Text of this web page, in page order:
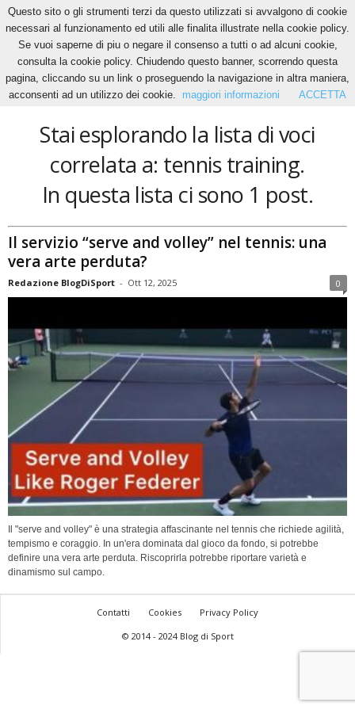
Home Tags Tennis training
tennis training
Stai esplorando la lista di voci
correlata a: tennis training.
In questa lista ci sono 1 post.
Il servizio “serve and volley” nel tennis: una
vera arte perduta?
Redazione BlogDiSport - Ott 12, 2025 0
Il "serve and volley" è una strategia affascinante nel tennis che richiede agilità,
tempismo e coraggio. In un'era dominata dal gioco da fondo, si potrebbe
definire una vera arte perduta. Riscoprirla potrebbe riportare varietà e
dinamismo sul campo.
Contatti Cookies
Privacy Policy
© 2014 - 2024 Blog di Sport
Questo sito o gli strumenti terzi da questo utilizzati si avvalgono di cookie
necessari al funzionamento ed utili alle finalita illustrate nella cookie policy.
Se vuoi saperne di piu o negare il consenso a tutti o ad alcuni cookie,
consulta la cookie policy. Chiudendo questo banner, scorrendo questa
pagina, cliccando su un link o proseguendo la navigazione in altra maniera,
acconsenti ad un utilizzo dei cookie.
maggiori informazioni ACCETTA